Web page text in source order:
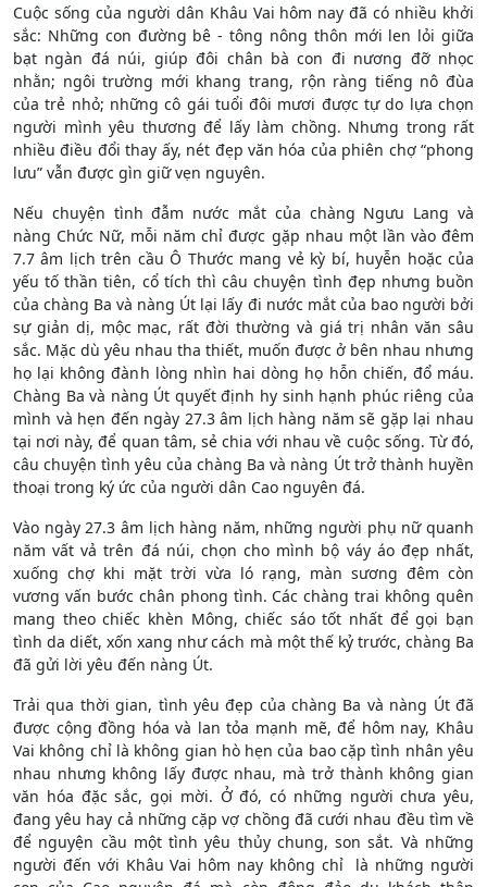
Cuộc sống của người dân Khâu Vai hôm nay đã có nhiều khởi
sắc: Những con đường bê - tông nông thôn mới len lỏi giữa
bạt ngàn đá núi, giúp đôi chân bà con đi nương đỡ nhọc
nhằn; ngôi trường mới khang trang, rộn ràng tiếng nô đùa
của trẻ nhỏ; những cô gái tuổi đôi mươi được tự do lựa chọn
người mình yêu thương để lấy làm chồng. Nhưng trong rất
nhiều điều đổi thay ấy, nét đẹp văn hóa của phiên chợ “phong
lưu” vẫn được gìn giữ vẹn nguyên.
Nếu chuyện tình đẫm nước mắt của chàng Ngưu Lang và
nàng Chức Nữ, mỗi năm chỉ được gặp nhau một lần vào đêm
7.7 âm lịch trên cầu Ô Thước mang vẻ kỳ bí, huyễn hoặc của
yếu tố thần tiên, cổ tích thì câu chuyện tình đẹp nhưng buồn
của chàng Ba và nàng Út lại lấy đi nước mắt của bao người bởi
sự giản dị, mộc mạc, rất đời thường và giá trị nhân văn sâu
sắc. Mặc dù yêu nhau tha thiết, muốn được ở bên nhau nhưng
họ lại không đành lòng nhìn hai dòng họ hỗn chiến, đổ máu.
Chàng Ba và nàng Út quyết định hy sinh hạnh phúc riêng của
mình và hẹn đến ngày 27.3 âm lịch hàng năm sẽ gặp lại nhau
tại nơi này, để quan tâm, sẻ chia với nhau về cuộc sống. Từ đó,
câu chuyện tình yêu của chàng Ba và nàng Út trở thành huyền
thoại trong ký ức của người dân Cao nguyên đá.
Vào ngày 27.3 âm lịch hàng năm, những người phụ nữ quanh
năm vất vả trên đá núi, chọn cho mình bộ váy áo đẹp nhất,
xuống chợ khi mặt trời vừa ló rạng, màn sương đêm còn
vương vấn bước chân phong tình. Các chàng trai không quên
mang theo chiếc khèn Mông, chiếc sáo tốt nhất để gọi bạn
tình da diết, xốn xang như cách mà một thế kỷ trước, chàng Ba
đã gửi lời yêu đến nàng Út.
Trải qua thời gian, tình yêu đẹp của chàng Ba và nàng Út đã
được cộng đồng hóa và lan tỏa mạnh mẽ, để hôm nay, Khâu
Vai không chỉ là không gian hò hẹn của bao cặp tình nhân yêu
nhau nhưng không lấy được nhau, mà trở thành không gian
văn hóa đặc sắc, gọi mời. Ở đó, có những người chưa yêu,
đang yêu hay cả những cặp vợ chồng đã cưới nhau đều tìm về
để nguyện cầu một tình yêu thủy chung, son sắt. Và những
người đến với Khâu Vai hôm nay không chỉ là những người